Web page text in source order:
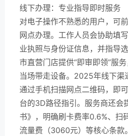
线下办理：专业指导即时服务
对电子操作不熟悉的用户，可
网点办理。工作人员会协助填
业执照与身份证信息，并指导
市直营门店提供“即审即领”服
当场带走设备。2025年线下渠
通过手机扫描网点二维码，即
台的3D路径指引。服务商还会
书》，明确刷卡费率0.6%、扫
流量费（3060元）等核心条款。